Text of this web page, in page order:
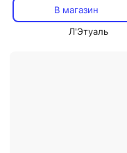
устройство для
стартер 4 в 1 CGPower
В магазин
Л'Этуаль